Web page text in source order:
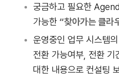
궁금하고 필요한
가능한 “찾아가는 클라
운영중인 업무 시스템
전환 가능여부, 전환 기
대한 내용으로 컨설팅